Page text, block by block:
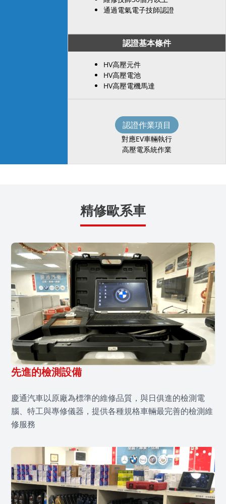
通過電氣電子技師認證
認證基本條件
HV高壓元件
HV高壓電池
HV高壓電機馬達
認證作業項目
對應EV車輛執行
高壓電系統作業
精修歐系車
先進的檢測設備
慶通汽車以原廠為標準的維修品質，與日俱進的檢測電
腦、特工與專修儀器，提供各種規格車輛最完善的檢測維
修服務